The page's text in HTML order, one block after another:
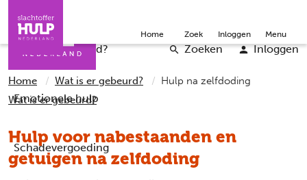
Iemand helpen Word vrijwilliger English
Wat is er gebeurd?
Emotionele hulp
Schadevergoeding
Zoeken Inloggen
Home Zoek Inloggen Menu
Home Wat is er gebeurd?
Hulp na zelfdoding
Wat is er gebeurd?
Hulp voor nabestaanden en
getuigen na zelfdoding